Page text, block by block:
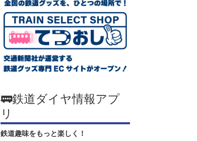
🚃鉄道ダイヤ情報アプ
リ
鉄道趣味をもっと楽しく！